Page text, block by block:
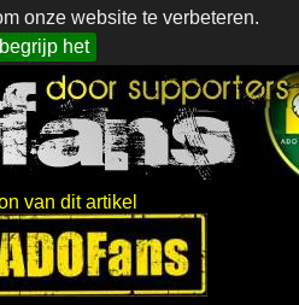
onze website te verbeteren.
begrijp het
van dit artikel